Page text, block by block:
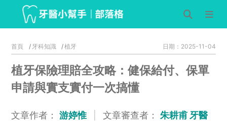
首頁 牙科知識 植牙 日期：2025-11-04
植牙保險理賠全攻略：健保給付、保單
申請與實支實付一次搞懂
文章作者： 游婷惟 文章審查者： 朱耕甫 牙醫